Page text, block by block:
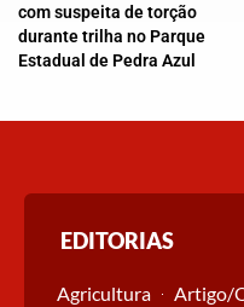
com suspeita de torção
durante trilha no Parque
Estadual de Pedra Azul
EDITORIAS
Agricultura Artigo/